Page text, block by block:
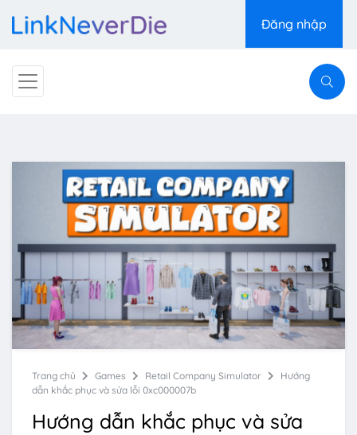
Đăng nhập
Trang chủ Games Retail Company Simulator
Hướng
dẫn khắc phục và sửa lỗi 0xc000007b
Hướng dẫn khắc phục và sửa